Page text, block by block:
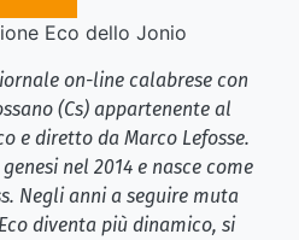
Eco dello Jonio
on-line calabrese con
(Cs) appartenente al
e diretto da Marco Lefosse.
nel 2014 e nasce come
Negli anni a seguire muta
diventa più dinamico, si